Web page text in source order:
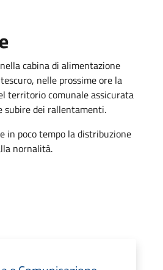
cabina di alimentazione
nelle prossime ore la
territorio comunale assicurata
subire dei rallentamenti.
in poco tempo la distribuzione
nornalità.